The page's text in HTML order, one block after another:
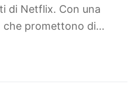
di Netflix. Con una
che promettono di…